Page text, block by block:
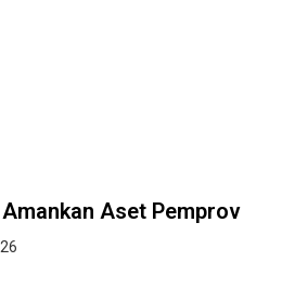
Aset Pemprov